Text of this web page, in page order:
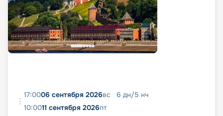
17:0006 сентября 2026вс 6 дн/5 нч
10:0011 сентября 2026пт